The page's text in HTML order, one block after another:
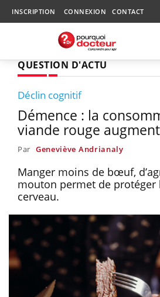
INSCRIPTION CONNEXION CONTACT
QUESTION D'ACTU
Déclin cognitif
Démence : la
viande rouge
Par Geneviève Andrianaly
Manger moins de bœuf,
mouton permet de protéger
cerveau.